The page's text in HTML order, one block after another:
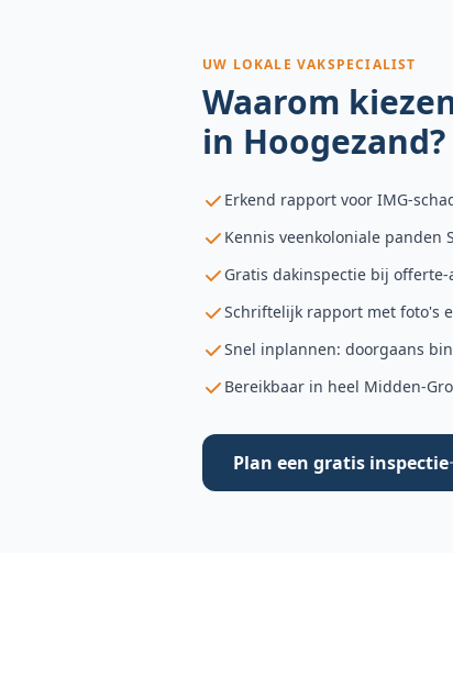
UW LOKALE VAKSPECIALIST
Waarom
in Hoogezand?
Erkend rapport voor IMG-
Kennis veenkoloniale panden
Gratis dakinspectie bij
Schriftelijk rapport met foto's
Snel inplannen: doorgaans
Bereikbaar in heel Midden-
Plan een gratis inspectie